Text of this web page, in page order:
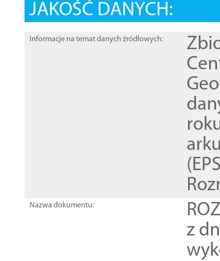
JAKOŚĆ DANYCH:
Informacje na temat danych źródłowych:
Nazwa dokumentu:
z